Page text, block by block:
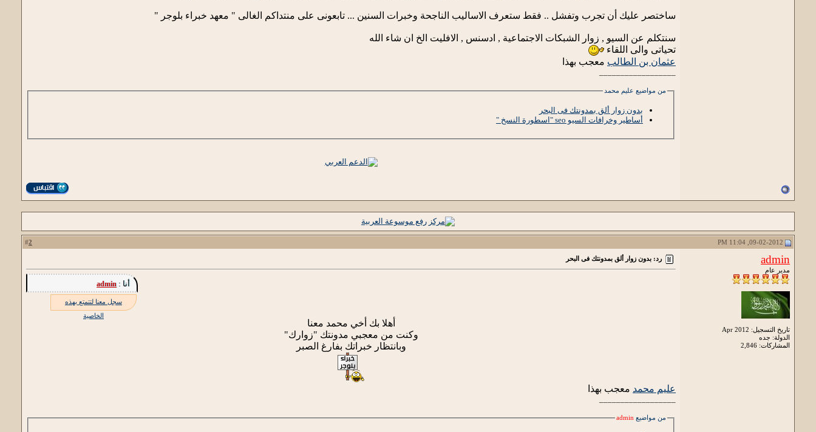
ساختصر عليك أن تجرب وتفشل .. فقط ستعرف الاساليب الناجحة وخبرات السنين ... تابعونى على منتداكم الغالى " معهد خبراء بلوجر "
سنتكلم عن السيو , زوار الشبكات الاجتماعية , ادسنس , الافليت الخ ان شاء الله
تحياتى والى اللقاء
عثمان بن الطالب معجب بهذا
من مواضيع عليم محمد
بدون زوار ألق بمدونتك فى البحر
أساطير وخرافات السيو seo "اسطورة النسخ "
2
admin
مدير عام
تاريخ التسجيل: Apr 2012
الدولة: جده
المشاركات: 2,846
رد: بدون زوار ألق بمدونتك فى البحر
أنا :admin
سجل معنا لتتمتع بهذه
الخاصية
أهلا بك أخي محمد معنا
وكنت من معجبي مدونتك "زوارك"
وبانتظار خبراتك بفارغ الصبر
عليم محمد معجب بهذا
من مواضيع admin